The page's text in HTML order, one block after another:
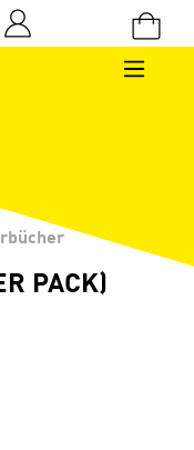
auf dem Merkzettel
PACK)